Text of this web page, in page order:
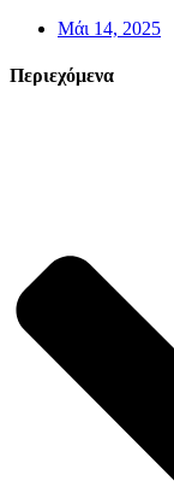
Μάι 14, 2025
Περιεχόμενα